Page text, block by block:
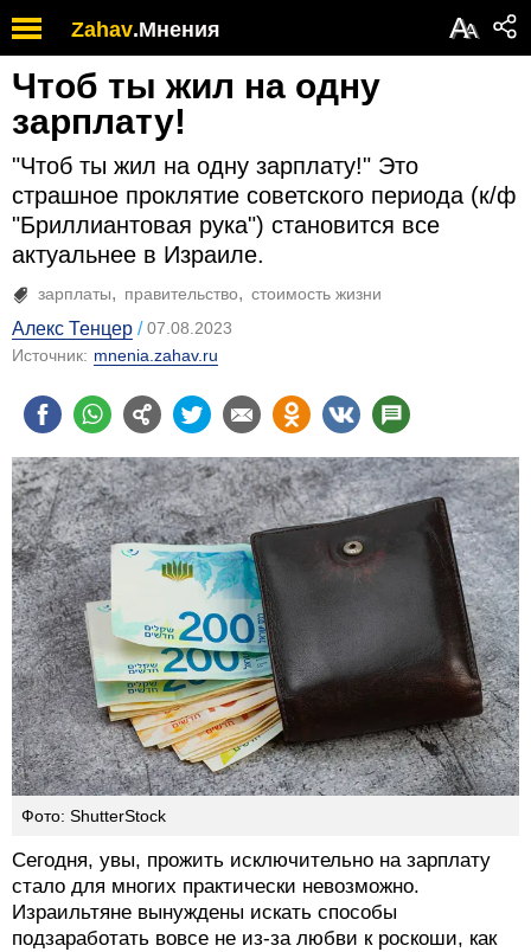
Zahav.Мнения АА
Чтоб ты жил на одну
зарплату!
"Чтоб ты жил на одну зарплату!" Это
страшное проклятие советского периода (к/ф
"Бриллиантовая рука") становится все
актуальнее в Израиле.
зарплаты правительство стоимость жизни
Алекс Тенцер
07.08.2023
Источник: mnenia.zahav.ru
Фото: ShutterStock
Сегодня, увы, прожить исключительно на зарплату
стало для многих практически невозможно.
Израильтяне вынуждены искать способы
подзаработать вовсе не из-за любви к роскоши, как